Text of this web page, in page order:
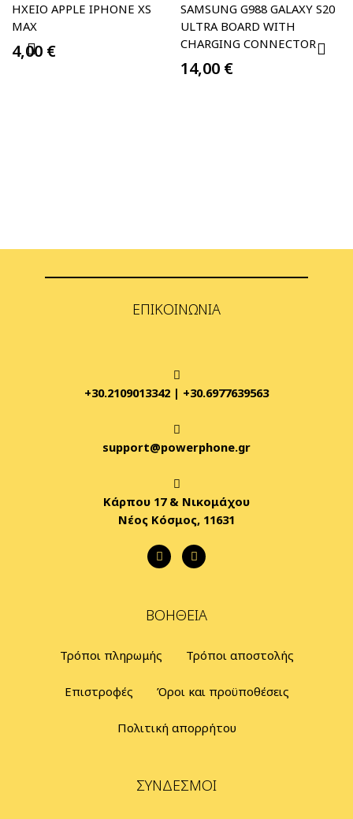
ΗΧΕΊΟ APPLE IPHONE XS
MAX
4,00 €
SAMSUNG G988 GALAXY S20
ULTRA BOARD WITH
CHARGING CONNECTOR
14,00 €
ΕΠΙΚΟΙΝΩΝΊΑ
+30.2109013342 | +30.6977639563
support@powerphone.gr
Κάρπου 17 & Νικομάχου
Νέος Κόσμος, 11631
ΒΟΉΘΕΙΑ
Τρόποι πληρωμής Τρόποι αποστολής
Επιστροφές Όροι και προϋποθέσεις
Πολιτική απορρήτου
ΣΎΝΔΕΣΜΟΙ